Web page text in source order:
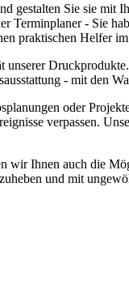
gestalten Sie sie
Terminplaner - Sie
praktischen Helfer
- mit den
oder
verpassen.
wir Ihnen auch die
und mit